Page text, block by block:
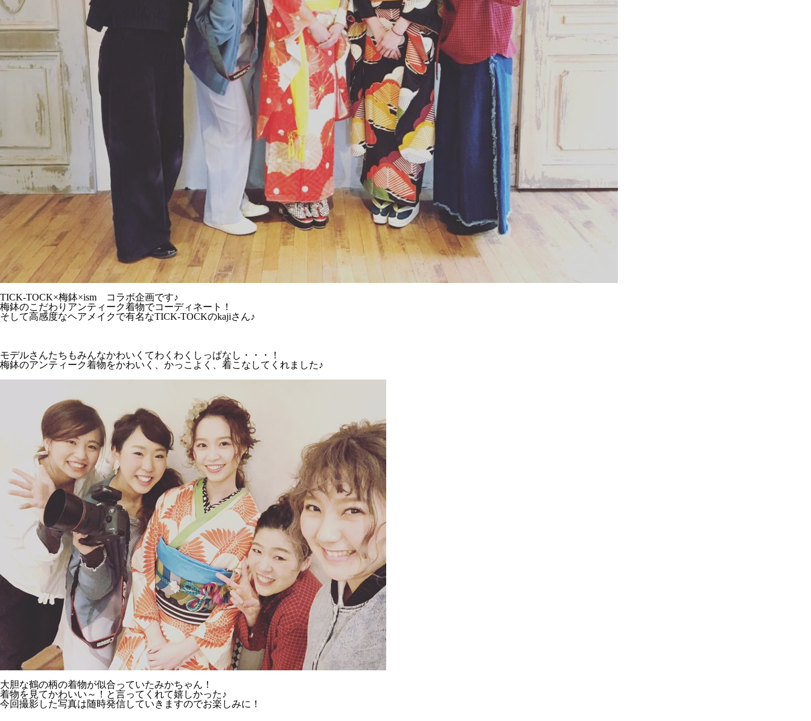
TICK-TOCK×梅鉢×ism コラボ企画です♪
梅鉢のこだわりアンティーク着物でコーディネート！
そして高感度なヘアメイクで有名なTICK-TOCKのkajiさん♪
モデルさんたちもみんなかわいくてわくわくしっぱなし・・・！
梅鉢のアンティーク着物をかわいく、かっこよく、着こなしてくれました♪
大胆な鶴の柄の着物が似合っていたみかちゃん！
着物を見てかわいい～！と言ってくれて嬉しかった♪
今回撮影した写真は随時発信していきますのでお楽しみに！